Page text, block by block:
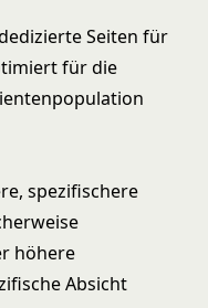
Seiten für
für die
spezifischere
höhere
Absicht